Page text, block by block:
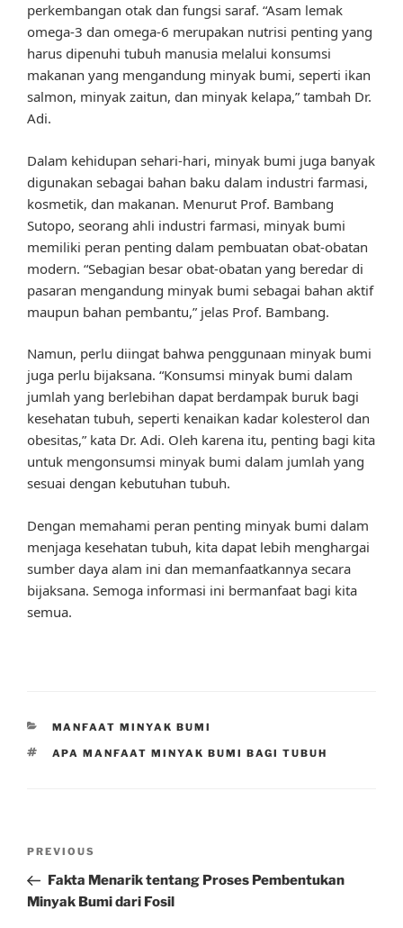
perkembangan otak dan fungsi saraf. “Asam lemak
omega-3 dan omega-6 merupakan nutrisi penting yang
harus dipenuhi tubuh manusia melalui konsumsi
makanan yang mengandung minyak bumi, seperti ikan
salmon, minyak zaitun, dan minyak kelapa,” tambah Dr.
Adi.
Dalam kehidupan sehari-hari, minyak bumi juga banyak
digunakan sebagai bahan baku dalam industri farmasi,
kosmetik, dan makanan. Menurut Prof. Bambang
Sutopo, seorang ahli industri farmasi, minyak bumi
memiliki peran penting dalam pembuatan obat-obatan
modern. “Sebagian besar obat-obatan yang beredar di
pasaran mengandung minyak bumi sebagai bahan aktif
maupun bahan pembantu,” jelas Prof. Bambang.
Namun, perlu diingat bahwa penggunaan minyak bumi
juga perlu bijaksana. “Konsumsi minyak bumi dalam
jumlah yang berlebihan dapat berdampak buruk bagi
kesehatan tubuh, seperti kenaikan kadar kolesterol dan
obesitas,” kata Dr. Adi. Oleh karena itu, penting bagi kita
untuk mengonsumsi minyak bumi dalam jumlah yang
sesuai dengan kebutuhan tubuh.
Dengan memahami peran penting minyak bumi dalam
menjaga kesehatan tubuh, kita dapat lebih menghargai
sumber daya alam ini dan memanfaatkannya secara
bijaksana. Semoga informasi ini bermanfaat bagi kita
semua.
CATEGORIES
MANFAAT MINYAK BUMI
TAGS
APA MANFAAT MINYAK BUMI BAGI TUBUH
Previous
Post
PREVIOUS
Fakta Menarik tentang Proses Pembentukan
Minyak Bumi dari Fosil